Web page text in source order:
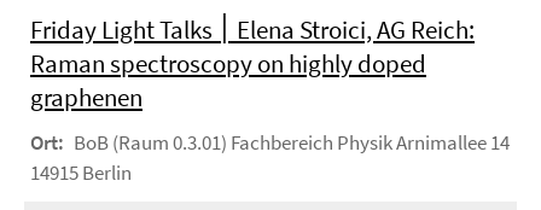
Friday Light Talks ׀ Elena Stroici, AG Reich:
Raman spectroscopy on highly doped
graphenen
Ort: BoB (Raum 0.3.01) Fachbereich Physik Arnimallee 14
14915 Berlin